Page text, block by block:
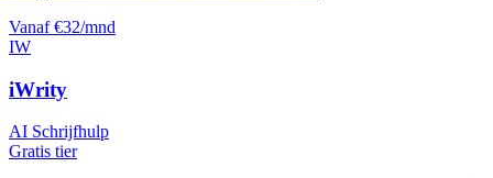
Vanaf €32/mnd
IW
iWrity
AI Schrijfhulp
Gratis tier